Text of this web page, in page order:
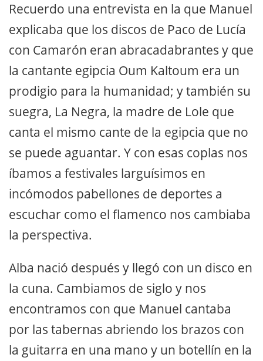
Recuerdo una entrevista en la que Manuel
explicaba que los discos de Paco de Lucía
con Camarón eran abracadabrantes y que
la cantante egipcia Oum Kaltoum era un
prodigio para la humanidad; y también su
suegra, La Negra, la madre de Lole que
canta el mismo cante de la egipcia que no
se puede aguantar. Y con esas coplas nos
íbamos a festivales larguísimos en
incómodos pabellones de deportes a
escuchar como el flamenco nos cambiaba
la perspectiva.
Alba nació después y llegó con un disco en
la cuna. Cambiamos de siglo y nos
encontramos con que Manuel cantaba
por las tabernas abriendo los brazos con
la guitarra en una mano y un botellín en la